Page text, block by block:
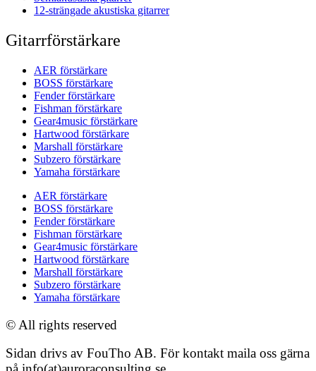
12-strängade akustiska gitarrer
Gitarrförstärkare
AER förstärkare
BOSS förstärkare
Fender förstärkare
Fishman förstärkare
Gear4music förstärkare
Hartwood förstärkare
Marshall förstärkare
Subzero förstärkare
Yamaha förstärkare
AER förstärkare
BOSS förstärkare
Fender förstärkare
Fishman förstärkare
Gear4music förstärkare
Hartwood förstärkare
Marshall förstärkare
Subzero förstärkare
Yamaha förstärkare
© All rights reserved
Sidan drivs av FouTho AB. För kontakt maila oss gärna